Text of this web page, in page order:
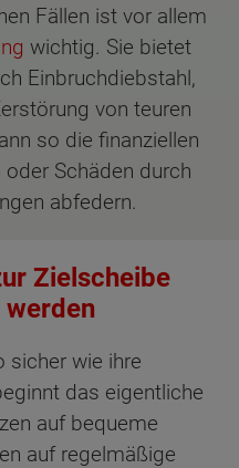
Fällen ist vor allem
wichtig. Sie bietet
Einbruchdiebstahl,
von teuren
so die finanziellen
Schäden durch
abfedern.
Zielscheibe
sicher wie ihre
das eigentliche
auf bequeme
auf regelmäßige